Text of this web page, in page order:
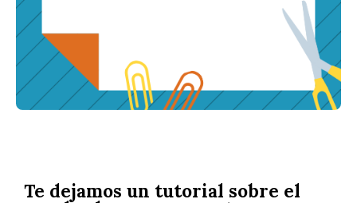
Te dejamos un tutorial sobre el